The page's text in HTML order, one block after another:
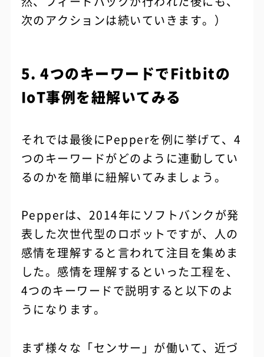
次のアクションは続いていきます。）
5. 4つのキーワードでFitbitの
IoT事例を紐解いてみる
それでは最後にPepperを例に挙げて、4
つのキーワードがどのように連動してい
るのかを簡単に紐解いてみましょう。
Pepperは、2014年にソフトバンクが発
表した次世代型のロボットですが、人の
感情を理解すると言われて注目を集めま
した。感情を理解するといった工程を、
4つのキーワードで説明すると以下のよ
うになります。
まず様々な「センサー」が働いて、近づ